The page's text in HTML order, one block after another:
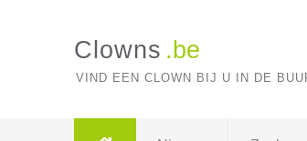
Clowns .be
VIND EEN CLOWN BIJ U IN DE